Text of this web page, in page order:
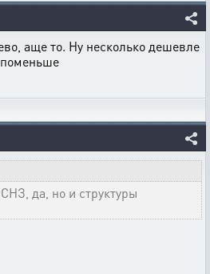
аще то. Ну несколько дешевле
да, но и структуры